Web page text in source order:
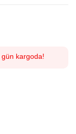
gün kargoda!